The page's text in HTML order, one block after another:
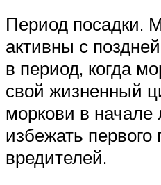
Период посадки.
активны с
в период, когда
свой жизненный
моркови в начале
избежать первого
вредителей.